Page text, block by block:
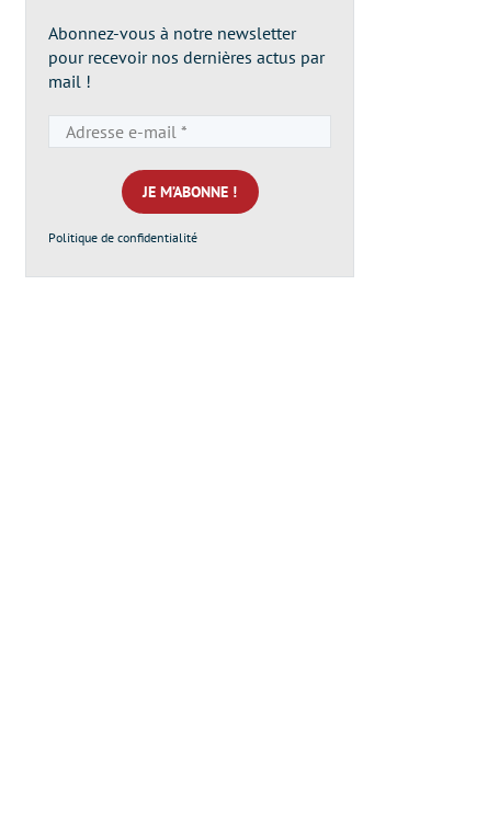
Abonnez-vous à notre newsletter
pour recevoir nos dernières actus par
mail !
e-
mail
*
Politique de confidentialité